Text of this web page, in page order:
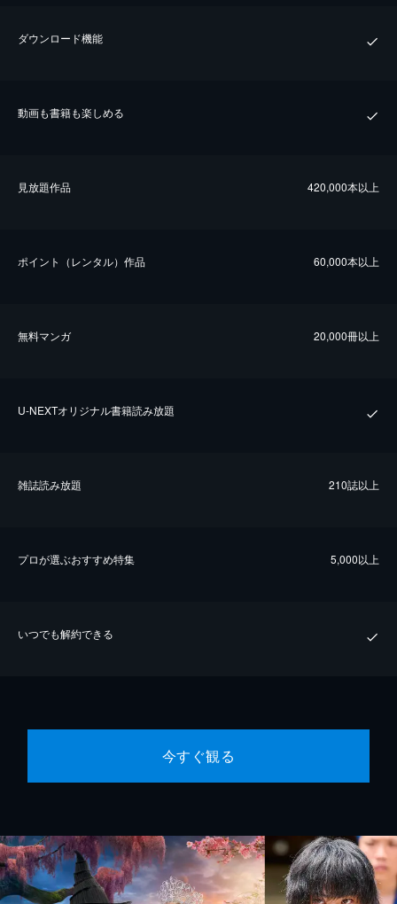
ダウンロード機能
動画も書籍も楽しめる
⾒放題作品 420,000本以上
ポイント（レンタル）作品 60,000本以上
無料マンガ 20,000冊以上
U-NEXTオリジナル書籍読み放題
雑誌読み放題 210誌以上
プロが選ぶおすすめ特集 5,000以上
いつでも解約できる
今すぐ観る